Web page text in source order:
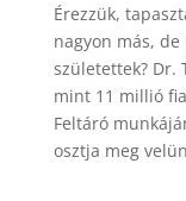
Érezzük,
nagyon más,
születettek? Dr.
mint 11 millió
Feltáró
osztja meg